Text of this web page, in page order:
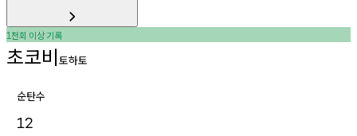
1천회 이상기록
초코비토하토
순탄수
12